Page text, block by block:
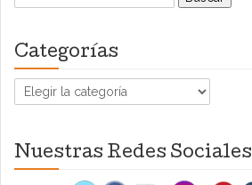
Categorías
Categorías
Nuestras Redes Sociales